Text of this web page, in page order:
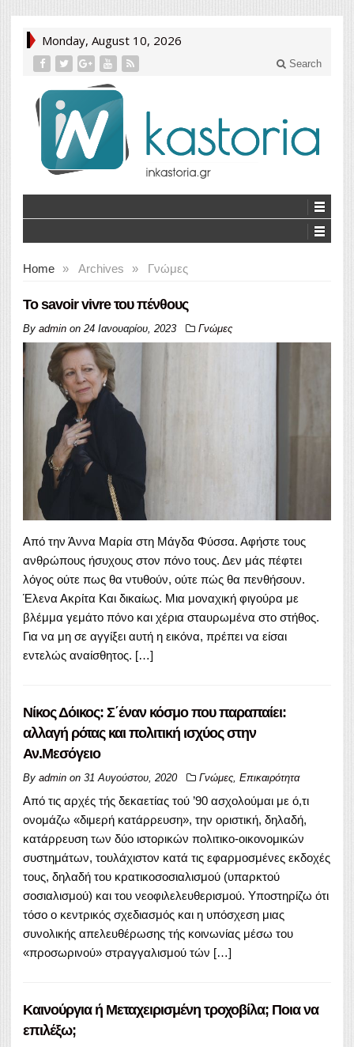
Monday, August 10, 2026
Search
Home » Archives » Γνώμες
Το savoir vivre του πένθους
By admin on 24 Ιανουαρίου, 2023 Γνώμες
Από την Άννα Μαρία στη Μάγδα Φύσσα. Αφήστε τους
ανθρώπους ήσυχους στον πόνο τους. Δεν μάς πέφτει
λόγος ούτε πως θα ντυθούν, ούτε πώς θα πενθήσουν.
Έλενα Ακρίτα Και δικαίως. Μια μοναχική φιγούρα με
βλέμμα γεμάτο πόνο και χέρια σταυρωμένα στο στήθος.
Για να μη σε αγγίξει αυτή η εικόνα, πρέπει να είσαι
εντελώς αναίσθητος. […]
Νίκος Δόικος: Σ΄έναν κόσμο που παραπαίει:
αλλαγή ρότας και πολιτική ισχύος στην
Αν.Μεσόγειο
By admin on 31 Αυγούστου, 2020 Γνώμες Επικαιρότητα
Από τις αρχές τής δεκαετίας τού ’90 ασχολούμαι με ό,τι
ονομάζω «διμερή κατάρρευση», την οριστική, δηλαδή,
κατάρρευση των δύο ιστορικών πολιτικο-οικονομικών
συστημάτων, τουλάχιστον κατά τις εφαρμοσμένες εκδοχές
τους, δηλαδή του κρατικοσοσιαλισμού (υπαρκτού
σοσιαλισμού) και του νεοφιλελευθερισμού. Υποστηρίζω ότι
τόσο ο κεντρικός σχεδιασμός και η υπόσχεση μιας
συνολικής απελευθέρωσης τής κοινωνίας μέσω του
«προσωρινού» στραγγαλισμού τών […]
Καινούργια ή Μεταχειρισμένη τροχοβίλα; Ποια να
επιλέξω;